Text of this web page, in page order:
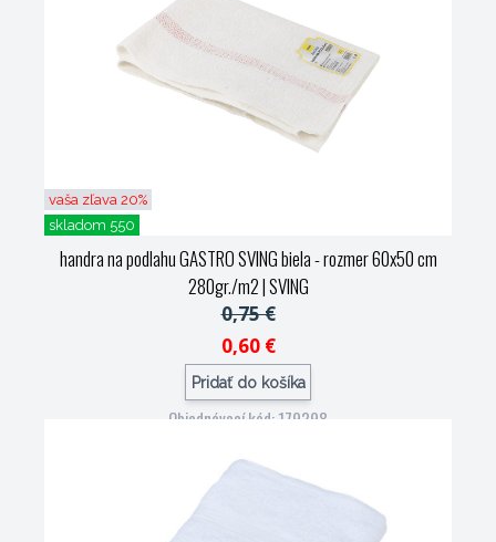
vaša zľava 20%
skladom 550
handra na podlahu GASTRO SVING biela - rozmer 60x50 cm
280gr./m2| SVING
0,75 €
0,60 €
Pridať do košíka
Objednávací kód: 179298